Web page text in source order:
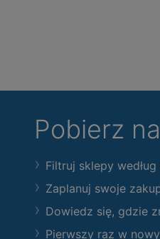
Pobierz
Filtruj sklepy
Zaplanuj swoje
Dowiedz się, gdzie
Pierwszy raz w